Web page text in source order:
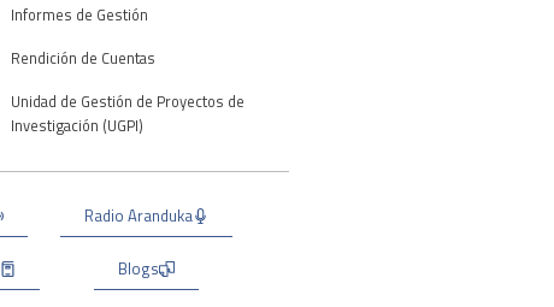
Informes de Gestión
Rendición de Cuentas
Unidad de Gestión de Proyectos de
Investigación (UGPI)
Radio Aranduka
Blogs